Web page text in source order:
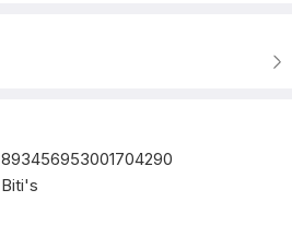
893456953001704290
Biti's